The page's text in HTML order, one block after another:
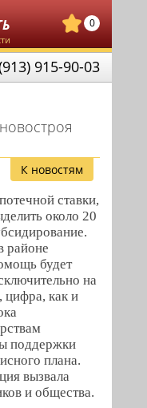
0
915-90-03
К новостям
ставки,
около 20
районе
будет
на
как и
поддержки
плана.
вызвала
и общества.